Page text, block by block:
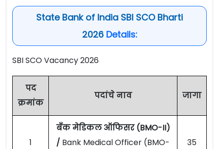
State Bank of India SBI SCO Bharti
2026Details:
SBI SCO Vacancy 2026
पद
क्रमांक
पदांचे नाव जागा
1
बँक मेडिकल ऑफिसर (BMO-II)
/ Bank Medical Officer (BMO-
35